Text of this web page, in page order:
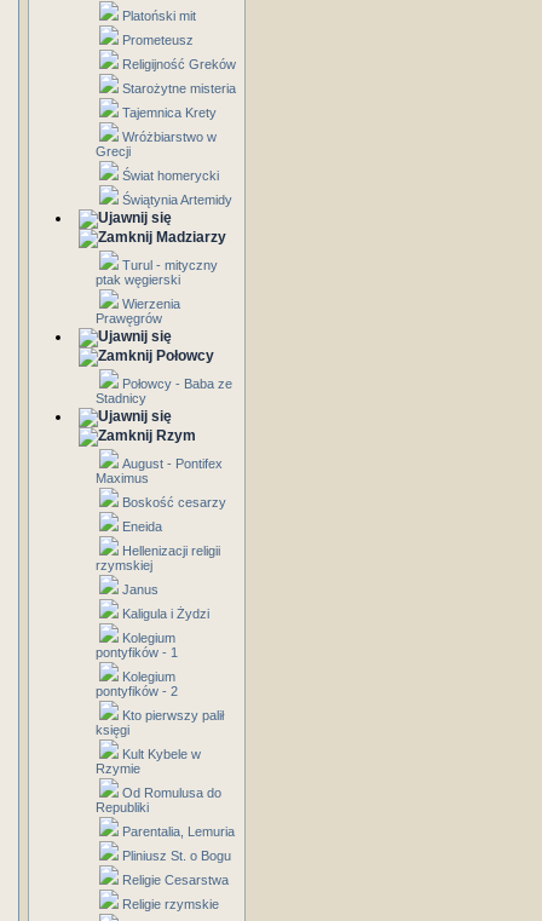
Platoński mit
Prometeusz
Religijność Greków
Starożytne misteria
Tajemnica Krety
Wróżbiarstwo w
Grecji
Świat homerycki
Świątynia Artemidy
Madziarzy
Turul - mityczny
ptak węgierski
Wierzenia
Prawęgrów
Połowcy
Połowcy - Baba ze
Stadnicy
Rzym
August - Pontifex
Maximus
Boskość cesarzy
Eneida
Hellenizacji religii
rzymskiej
Janus
Kaligula i Żydzi
Kolegium
pontyfików - 1
Kolegium
pontyfików - 2
Kto pierwszy palił
księgi
Kult Kybele w
Rzymie
Od Romulusa do
Republiki
Parentalia, Lemuria
Pliniusz St. o Bogu
Religie Cesarstwa
Religie rzymskie